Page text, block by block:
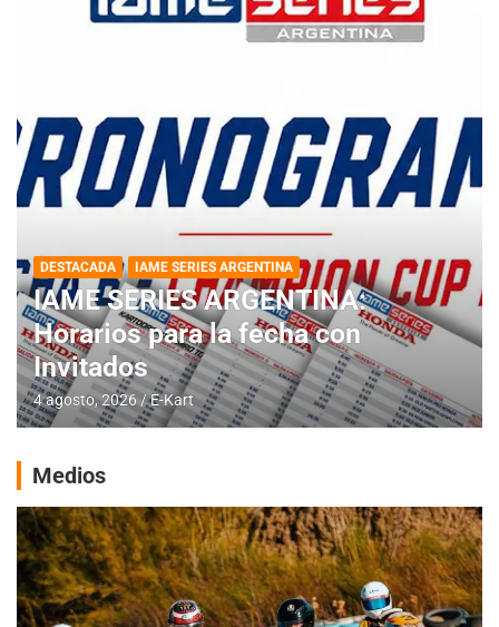
DESTACADA IAME SERIES ARGENTINA
IAME SERIES ARGENTINA:
Horarios para la fecha con
Invitados
4 agosto, 2026 E-Kart
Medios